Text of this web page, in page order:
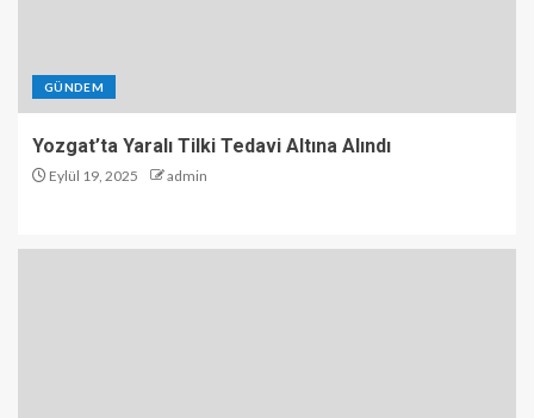
GÜNDEM
Yozgat’ta Yaralı Tilki Tedavi Altına Alındı
Eylül 19, 2025 admin